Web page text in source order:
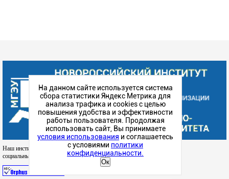
Наш институт в
социальных сетях
На данном сайте используется система
сбора статистики Яндекс Метрика для
анализа трафика и cookies с целью
повышения удобства и эффективности
работы пользователя. Продолжая
использовать сайт, Вы принимаете
условия использования и соглашаетесь
с условиями политики
конфиденциальности.
Ок